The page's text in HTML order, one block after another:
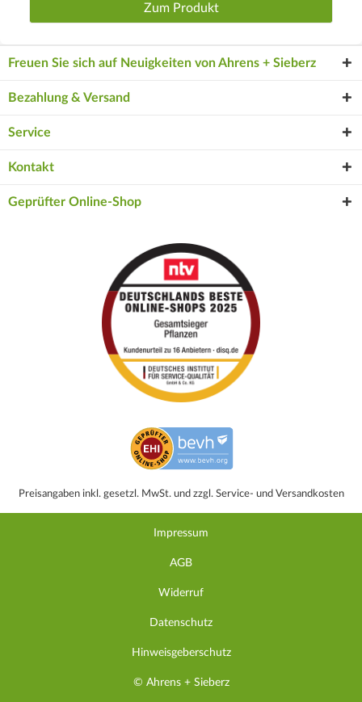
Zum Produkt
Freuen Sie sich auf Neuigkeiten von Ahrens + Sieberz
Bezahlung & Versand
Service
Kontakt
Geprüfter Online-Shop
Preisangaben inkl. gesetzl. MwSt. und zzgl. Service- und Versandkosten
Impressum
AGB
Widerruf
Datenschutz
Hinweisgeberschutz
© Ahrens + Sieberz